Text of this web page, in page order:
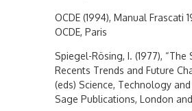
OCDE (1994), Manual Frascati
OCDE, Paris
Spiegel-Rösing, I. (1977),
Recents Trends and Future
(eds) Science, Technology
Sage Publications, London